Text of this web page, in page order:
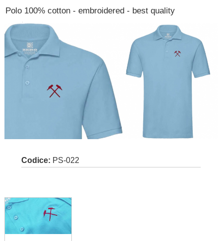
Polo 100% cotton - embroidered - best quality
Codice: PS-022